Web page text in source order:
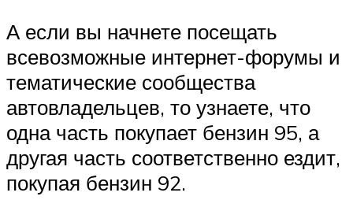
А если вы начнете посещать
всевозможные интернет-форумы и
тематические сообщества
автовладельцев, то узнаете, что
одна часть покупает бензин 95, а
другая часть соответственно ездит,
покупая бензин 92.